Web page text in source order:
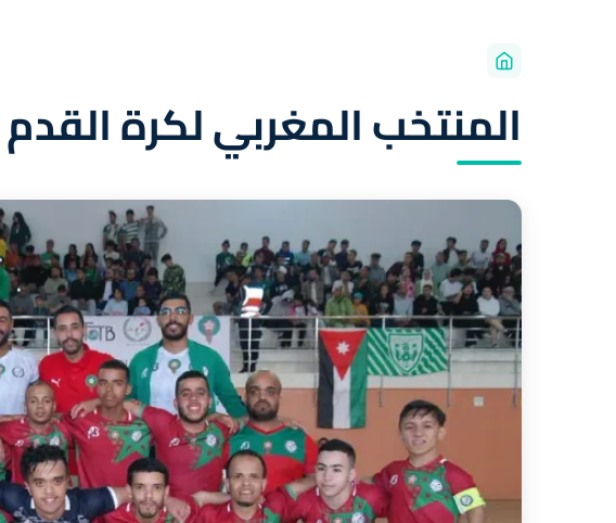
المنتخب المغربي لكرة